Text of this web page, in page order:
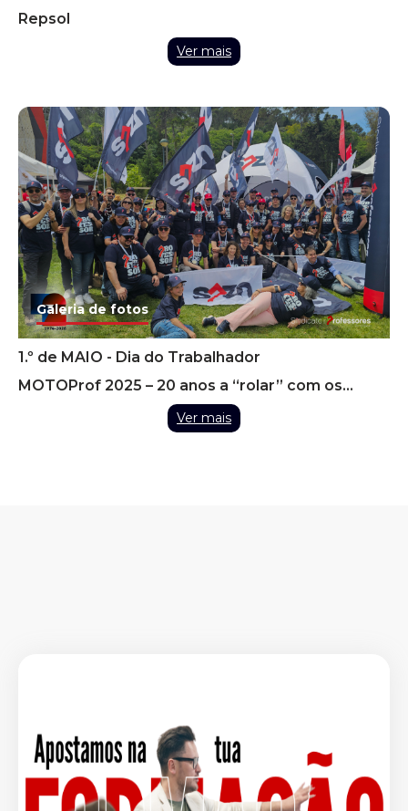
Repsol
Ver mais
Galeria de fotos
1.º de MAIO - Dia do Trabalhador
MOTOProf 2025 – 20 anos a “rolar” com os
Ver mais